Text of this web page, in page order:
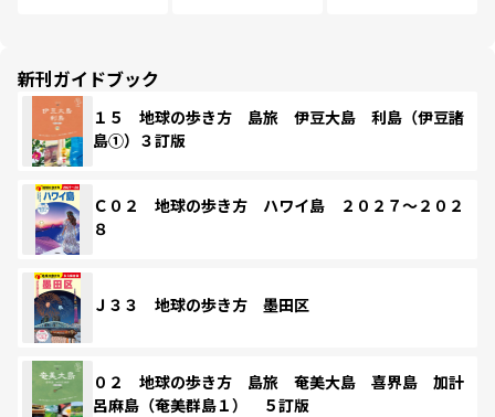
新刊ガイドブック
１５ 地球の歩き方 島旅 伊豆大島 利島（伊豆諸
島①）３訂版
Ｃ０２ 地球の歩き方 ハワイ島 ２０２７～２０２
８
Ｊ３３ 地球の歩き方 墨田区
０２ 地球の歩き方 島旅 奄美大島 喜界島 加計
呂麻島（奄美群島１） ５訂版